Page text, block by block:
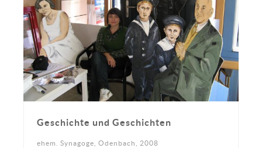
Geschichte und Geschichten
ehem. Synagoge, Odenbach, 2008